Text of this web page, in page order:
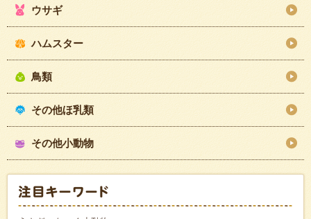
ウサギ
ハムスター
鳥類
その他ほ乳類
その他小動物